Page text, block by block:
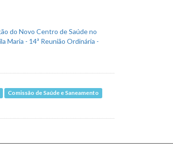
Comissão de Saúde e Saneamento